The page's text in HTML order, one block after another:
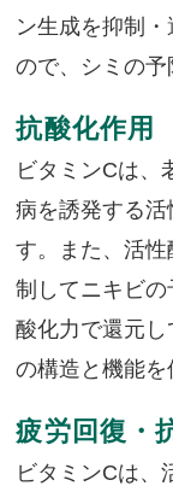
ン生成を抑制
ので、シミの予
抗酸化作用
ビタミンCは、
病を誘発する
す。また、活
制してニキビ
酸化力で還元
の構造と機能
疲労回復・
ビタミンCは、